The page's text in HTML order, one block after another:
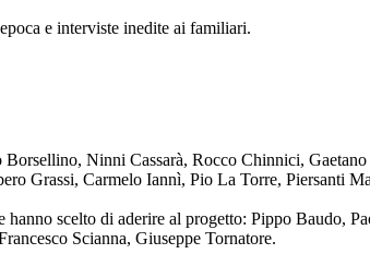
e interviste inedite ai familiari.
Ninni Cassarà, Rocco Chinnici,
Grassi, Carmelo Iannì, Pio La Torre, Piersanti
scelto di aderire al progetto: Pippo Baudo,
Scianna, Giuseppe Tornatore.